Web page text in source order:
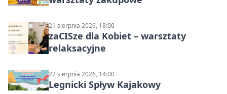
21 sierpnia 2026, 18:00
zaCISze dla Kobiet – warsztaty
relaksacyjne
22 sierpnia 2026, 14:00
Legnicki Spływ Kajakowy